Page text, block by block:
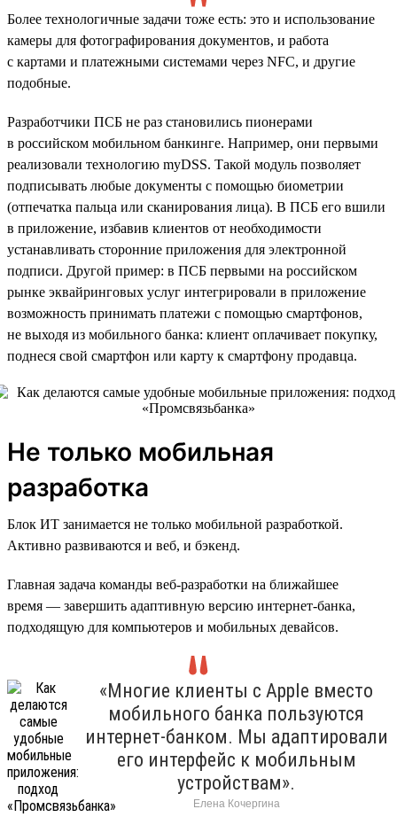
Более технологичные задачи тоже есть: это и использование
камеры для фотографирования документов, и работа
с картами и платежными системами через NFC, и другие
подобные.
Разработчики ПСБ не раз становились пионерами
в российском мобильном банкинге. Например, они первыми
реализовали технологию myDSS. Такой модуль позволяет
подписывать любые документы с помощью биометрии
(отпечатка пальца или сканирования лица). В ПСБ его вшили
в приложение, избавив клиентов от необходимости
устанавливать сторонние приложения для электронной
подписи. Другой пример: в ПСБ первыми на российском
рынке эквайринговых услуг интегрировали в приложение
возможность принимать платежи с помощью смартфонов,
не выходя из мобильного банка: клиент оплачивает покупку,
поднеся свой смартфон или карту к смартфону продавца.
Не только мобильная
разработка
Блок ИТ занимается не только мобильной разработкой.
Активно развиваются и веб, и бэкенд.
Главная задача команды веб-разработки на ближайшее
время — завершить адаптивную версию интернет-банка,
подходящую для компьютеров и мобильных девайсов.
«Многие клиенты с Apple вместо
мобильного банка пользуются
интернет-банком. Мы адаптировали
его интерфейс к мобильным
устройствам».
Елена Кочергина